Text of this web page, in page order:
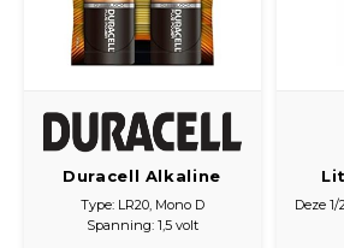
Duracell Alkaline
Plus Power Mn1300
Lr20
Type: LR20, Mono D
Spanning: 1,5 volt
Deze